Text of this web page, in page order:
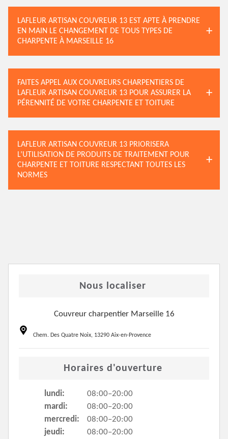
LAFLEUR ARTISAN COUVREUR 13 EST APTE À PRENDRE
EN MAIN LE CHANGEMENT DE TOUS TYPES DE
CHARPENTE À MARSEILLE 16
FAITES APPEL AUX COUVREURS CHARPENTIERS DE
LAFLEUR ARTISAN COUVREUR 13 POUR ASSURER LA
PÉRENNITÉ DE VOTRE CHARPENTE ET TOITURE
LAFLEUR ARTISAN COUVREUR 13 PRIORISERA
L’UTILISATION DE PRODUITS DE TRAITEMENT POUR
CHARPENTE ET TOITURE RESPECTANT TOUTES LES
NORMES
Nous localiser
Couvreur charpentier Marseille 16
Chem. Des Quatre Noix, 13290 Aix-en-Provence
Horaires d'ouverture
lundi:
08:00–20:00
mardi:
08:00–20:00
mercredi:
08:00–20:00
jeudi:
08:00–20:00